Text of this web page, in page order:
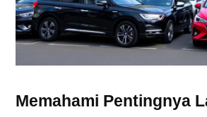
Memahami Pentingnya